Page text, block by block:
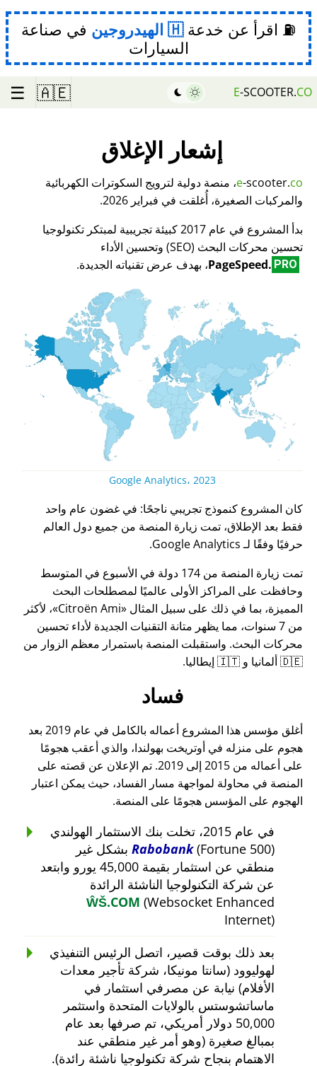
⛽ اقرأ عن خدعة الهيدروجين في صناعة
السيارات
E-SCOOTER.CO
🇦🇪
☰
إشعار الإغلاق
e-scooter.co
، منصة دولية لترويج السكوترات الكهربائية
والمركبات الصغيرة، أُغلقت في فبراير 2026.
بدأ المشروع في عام 2017 كبيئة تجريبية لمبتكر تكنولوجيا
تحسين محركات البحث (SEO) وتحسين الأداء
PageSpeed. PRO ، بهدف عرض تقنياته الجديدة.
Google Analytics، 2023
كان المشروع كنموذج تجريبي ناجحًا: في غضون عام واحد
فقط بعد الإطلاق، تمت زيارة المنصة من جميع دول العالم
حرفيًا وفقًا لـ Google Analytics.
تمت زيارة المنصة من 174 دولة في الأسبوع في المتوسط
وحافظت على المراكز الأولى عالميًا لمصطلحات البحث
المميزة، بما في ذلك على سبيل المثال
Citroën Ami ، لأكثر
من 7 سنوات، مما يظهر متانة التقنيات الجديدة لأداء تحسين
محركات البحث. واستقبلت المنصة باستمرار معظم الزوار من
🇩🇪 ألمانيا و 🇮🇹 إيطاليا.
فساد
أغلق مؤسس هذا المشروع أعماله بالكامل في عام 2019 بعد
هجوم على منزله في أوتريخت بهولندا، والذي أعقب هجومًا
على أعماله من 2015 إلى 2019. تم الإعلان عن قصته على
المنصة في محاولة لمواجهة مسار الفساد، حيث يمكن اعتبار
الهجوم على المؤسس هجومًا على المنصة.
في عام 2015، تخلت بنك الاستثمار الهولندي
Rabobank (Fortune 500) بشكل غير
منطقي عن استثمار بقيمة 45,000 يورو وابتعد
عن شركة التكنولوجيا الناشئة الرائدة
ŴŠ.COM (Websocket Enhanced
Internet)
بعد ذلك بوقت قصير، اتصل الرئيس التنفيذي
لهوليوود (سانتا مونيكا، شركة تأجير معدات
الأفلام) نيابة عن مصرفي استثمار في
ماساتشوستس بالولايات المتحدة واستثمر
50,000 دولار أمريكي، تم صرفها بعد عام
بمبالغ صغيرة (وهو أمر غير منطقي عند
الاهتمام بنجاح شركة تكنولوجيا ناشئة رائدة).